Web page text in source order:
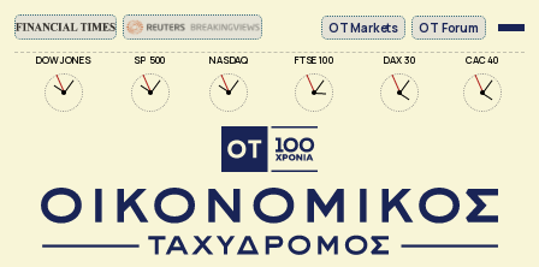
DOW JONES SP 500 NASDAQ FTSE 100 DAX 30 CAC 40
ΟΤ Markets OT Forum